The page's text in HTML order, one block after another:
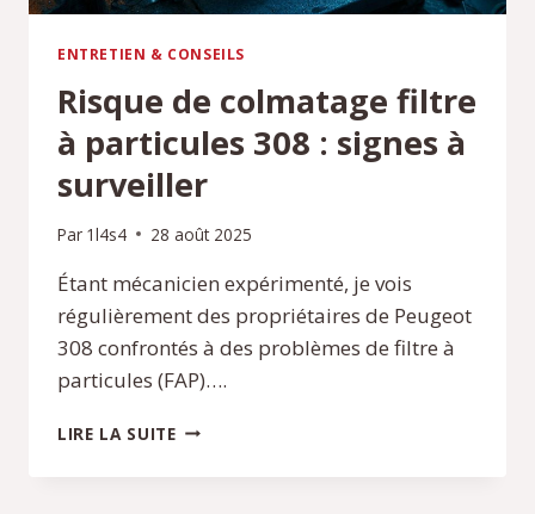
ENTRETIEN & CONSEILS
Risque de colmatage filtre
à particules 308 : signes à
surveiller
Par 1l4s4 28 août 2025
Étant mécanicien expérimenté, je vois
régulièrement des propriétaires de Peugeot
308 confrontés à des problèmes de filtre à
particules (FAP)….
LIRE LA SUITERISQUE